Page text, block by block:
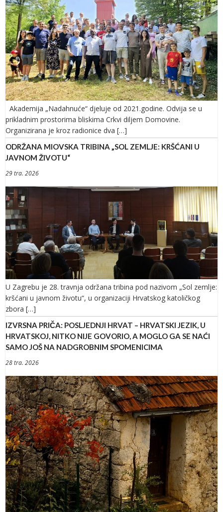
Akademija „Nadahnuće“ djeluje od 2021.godine. Odvija se u
prikladnim prostorima bliskima Crkvi diljem Domovine.
Organizirana je kroz radionice dva […]
ODRŽANA MIOVSKA TRIBINA „SOL ZEMLJE: KRŠĆANI U
JAVNOM ŽIVOTU“
29 tra. 2026
U Zagrebu je 28. travnja održana tribina pod nazivom „Sol zemlje:
kršćani u javnom životu“, u organizaciji Hrvatskog katoličkog
zbora […]
IZVRSNA PRIČA: POSLJEDNJI HRVAT – HRVATSKI JEZIK, U
HRVATSKOJ, NITKO NIJE GOVORIO, A MOGLO GA SE NAĆI
SAMO JOŠ NA NADGROBNIM SPOMENICIMA
28 tra. 2026